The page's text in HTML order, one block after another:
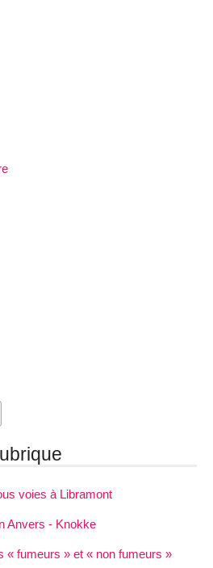
voies à Libramont
Anvers - Knokke
« fumeurs » et « non fumeurs »